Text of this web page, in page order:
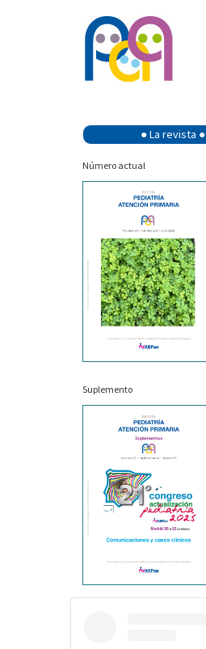
● La revista ●
Número actual
Suplemento